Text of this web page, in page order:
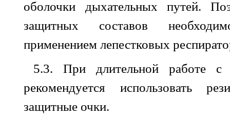
оболочки
дыхательных путей.
защитных
составов
применением лепестковых
5.3. При
длительной работе
с
рекомендуется использовать
защитные очки.